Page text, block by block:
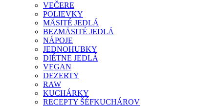
VEČERE
POLIEVKY
MÄSITÉ JEDLÁ
BEZMÄSITÉ JEDLÁ
NÁPOJE
JEDNOHUBKY
DIÉTNE JEDLÁ
VEGAN
DEZERTY
RAW
KUCHÁRKY
RECEPTY ŠÉFKUCHÁROV